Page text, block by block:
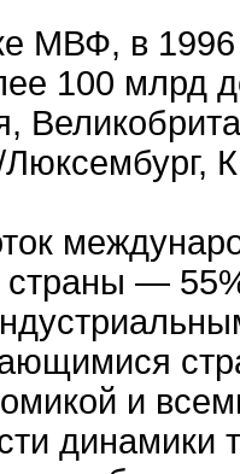
в 1996
100 млрд
Люксембург,
—
и
динамики